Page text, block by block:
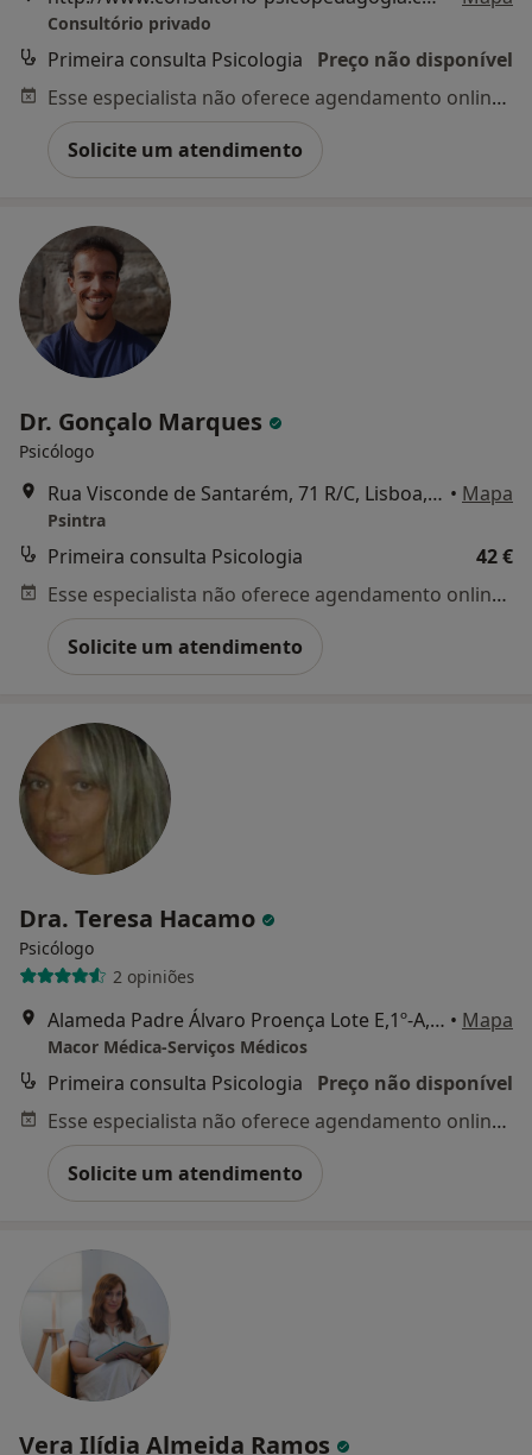
Consultório privado
Primeira consulta Psicologia
Preço não disponível
Esse especialista não oferece agendamento online para esse endereço.
Solicite um atendimento
Dr. Gonçalo Marques
Psicólogo
Rua Visconde de Santarém, 71 R/C, Lisboa, Lisboa • Mapa
Psintra
Primeira consulta Psicologia
42 €
Esse especialista não oferece agendamento online para esse endereço.
Solicite um atendimento
Dra. Teresa Hacamo
Psicólogo
2 opiniões
Alameda Padre Álvaro Proença Lote E,1º-A, Lisboa • Mapa
Macor Médica-Serviços Médicos
Primeira consulta Psicologia
Preço não disponível
Esse especialista não oferece agendamento online para esse endereço.
Solicite um atendimento
Vera Ilídia Almeida Ramos